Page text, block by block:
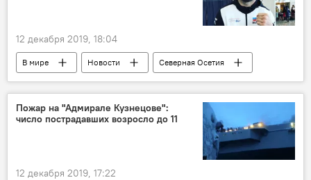
12 декабря 2019, 18:04
В мире Новости
Северная Осетия
Спорт
Пожар на "Адмирале Кузнецове":
число пострадавших возросло до 11
12 декабря 2019, 17:22